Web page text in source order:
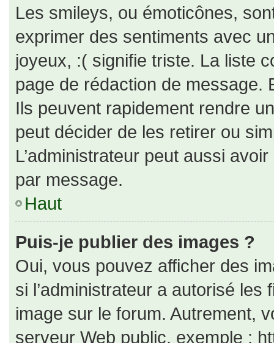
Les smileys, ou émoticônes,
exprimer des sentiments avec
joyeux, :( signifie triste. La liste
page de rédaction de message.
Ils peuvent rapidement rendre
peut décider de les retirer ou
L’administrateur peut aussi
par message.
Haut
Puis-je publier des images ?
Oui, vous pouvez afficher des
si l’administrateur a autorisé
image sur le forum. Autrement,
serveur Web public, exemple :